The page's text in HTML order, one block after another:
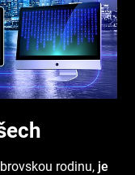
rodinu, je